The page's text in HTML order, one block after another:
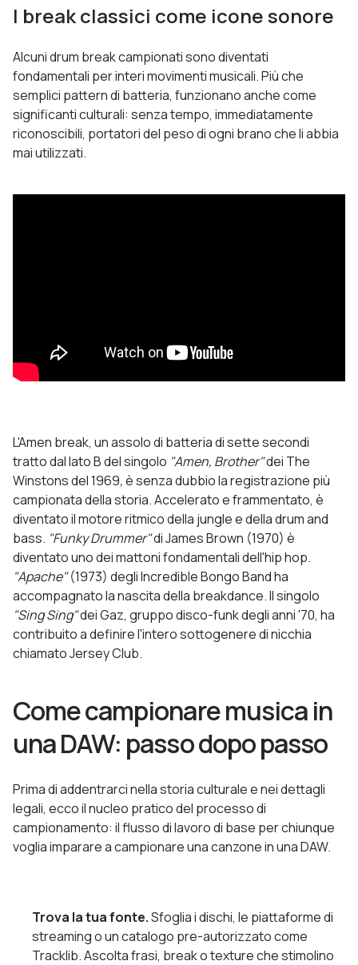
I break classici come icone sonore
Alcuni drum break campionati sono diventati
fondamentali per interi movimenti musicali. Più che
semplici pattern di batteria, funzionano anche come
significanti culturali: senza tempo, immediatamente
riconoscibili, portatori del peso di ogni brano che li abbia
mai utilizzati.
L'Amen break, un assolo di batteria di sette secondi
tratto dal lato B del singolo "Amen, Brother"dei The
Winstons del 1969,è senza dubbio la registrazione più
campionata della storia. Accelerato e frammentato, è
diventato il motore ritmico della jungle e della drum and
bass. "Funky Drummer"di James Brown (1970) è
diventato uno dei mattoni fondamentali dell'hip hop.
"Apache"(1973) degli Incredible Bongo Band ha
accompagnato la nascita della breakdance. Il singolo
"Sing Sing"dei Gaz, gruppo disco-funk degli anni '70, ha
contribuito a definire l'intero sottogenere di nicchia
chiamato Jersey Club.
Come campionare musica in
una DAW: passo dopo passo
Prima di addentrarci nella storia culturale e nei dettagli
legali, ecco il nucleo pratico del processo di
campionamento: il flusso di lavoro di base per chiunque
voglia imparare a campionare una canzone in una DAW.
Trova la tua fonte.Sfoglia i dischi, le piattaforme di
streaming o un catalogo pre-autorizzato come
Tracklib. Ascolta frasi, break o texture che stimolino